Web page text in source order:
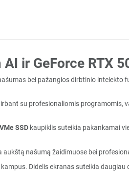
ir GeForce RTX
bei pažangios dirbtinio intelekto
su profesionaliomis programomis,
SSDkaupiklis suteikia pakankamai
našumą žaidimuose bei
Didelis ekranas suteikia daugiau